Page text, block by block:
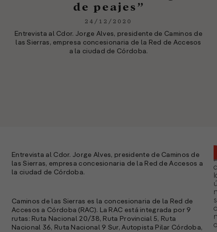
de peajes”
24/12/2020
Entrevista al Cdor. Jorge Alves, presidente de Caminos de
las Sierras, empresa concesionaria de la Red de Accesos
a la ciudad de Córdoba.
Entrevista al Cdor. Jorge Alves, presidente de Caminos de
las Sierras, empresa concesionaria de la Red de Accesos a
la ciudad de Córdoba.
Caminos de las Sierras es la concesionaria de la Red de
Accesos a Córdoba (RAC). La RAC está integrada por 9
rutas: Ruta Nacional 20/38, Ruta Provincial 5, Ruta
Nacional 36, Ruta Nacional 9 Sur, Autopista Pilar Córdoba,